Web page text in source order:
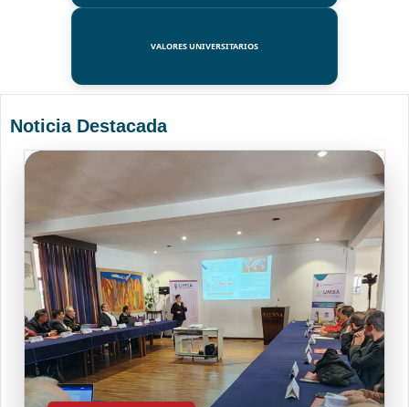
VALORES UNIVERSITARIOS
Noticia Destacada